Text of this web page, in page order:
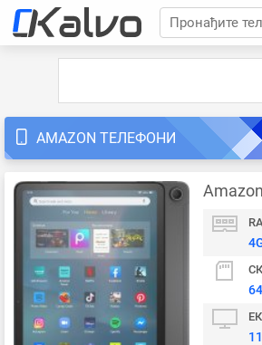
Пронађите
AMAZON ТЕЛЕФОНИ